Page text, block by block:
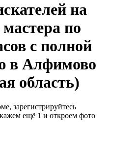
на
по
с полной
в Алфимово
область)
зарегистрируйтесь
ещё 1 и откроем фото